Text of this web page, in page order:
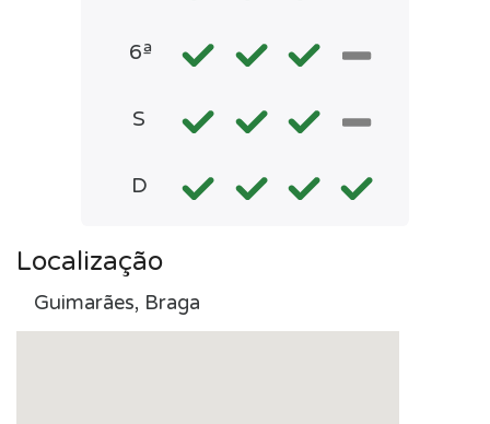
6ª
S
D
Localização
Guimarães, Braga